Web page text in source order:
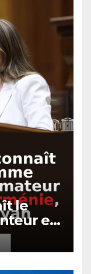
le
et
en